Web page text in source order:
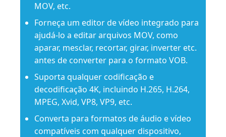
MOV, etc.
Forneça um editor de vídeo integrado para
ajudá-lo a editar arquivos MOV, como
aparar, mesclar, recortar, girar, inverter etc.
antes de converter para o formato VOB.
Suporta qualquer codificação e
decodificação 4K, incluindo H.265, H.264,
MPEG, Xvid, VP8, VP9, ​​etc.
Converta para formatos de áudio e vídeo
compatíveis com qualquer dispositivo,